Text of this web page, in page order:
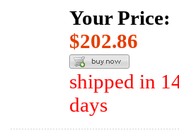
Your Price:
$202.86
shipped in
days